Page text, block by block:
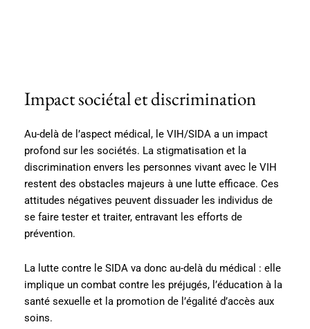
Impact sociétal et discrimination
Au-delà de l’aspect médical, le VIH/SIDA a un impact
profond sur les sociétés. La stigmatisation et la
discrimination envers les personnes vivant avec le VIH
restent des obstacles majeurs à une lutte efficace. Ces
attitudes négatives peuvent dissuader les individus de
se faire tester et traiter, entravant les efforts de
prévention.
La lutte contre le SIDA va donc au-delà du médical : elle
implique un combat contre les préjugés, l’éducation à la
santé sexuelle et la promotion de l’égalité d’accès aux
soins.